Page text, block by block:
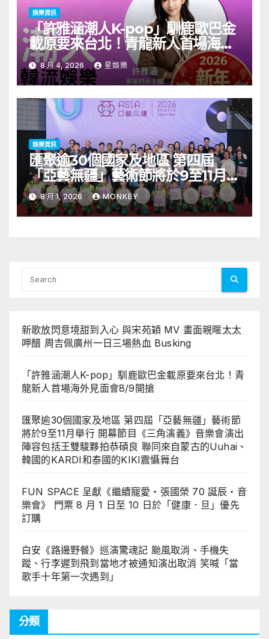
娛樂資訊
「許雅涵潮人K-pop」馴鹿歐巴金
載原要來台北！青龍新人首場海外
見面會8/9開搶
8 月 4, 2026 星娛樂
娛樂資訊
匯聚逾30個國家及地區 第四屆
「亞藝無疆」藝術節將於9至11月舉
行 開幕節目《三角演義》音樂會演
出陣容包括王雙駿夥拍恭碩良 聯同
來自蒙古的Uuhai、韓國的KARDI
8 月 1, 2026 MONKEY
新歌放閃意境甜到入心 與宋苑穎 MV 畫面親暱太太
呷醋 周吉佩廣州一日三場熱血 Busking
「許雅涵潮人K-pop」馴鹿歐巴金載原要來台北！青
龍新人首場海外見面會8/9開搶
匯聚逾30個國家及地區 第四屆「亞藝無疆」藝術節
將於9至11月舉行 開幕節目《三角演義》音樂會演出
陣容包括王雙駿夥拍恭碩良 聯同來自蒙古的Uuhai、
韓國的KARDI和泰國的KIKI震懾舞台
FUN SPACE 呈獻《繼續寵愛・張國榮 70 誕辰・音
樂會》 門票 8 月 1 日至 10 日於「健康．旦」優先
訂購
白安《路邊野餐》巡演驚魂記 颱風取消、手機失
蹤、行李遲到飛到當地才被通知演出取消 笑喊「當
歌手十年第一次遇到」
分類